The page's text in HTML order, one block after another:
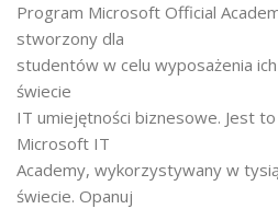
Program Microsoft Official
stworzony dla
studentów w celu wyposażenia
świecie
IT umiejętności biznesowe. Jest
Microsoft IT
Academy, wykorzystywany w
świecie. Opanuj